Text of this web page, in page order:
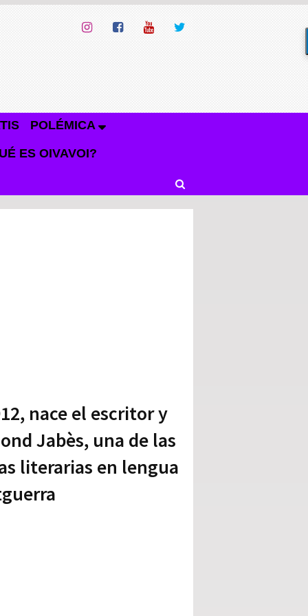
POLÉMICA
ES OIVAVOI?
nace el escritor y
Jabès, una de las
literarias en lengua